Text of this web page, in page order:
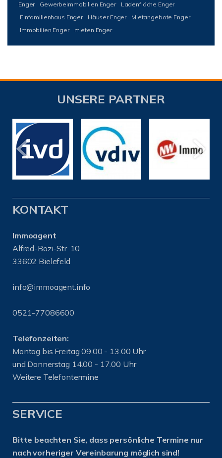
Enger
Gewerbeimmobilien Enger
Ladenfläche Enger
Einfamilienhaus Enger
Häuser Enger
Mietangebote Enger
Immobilien Enger
mieten Enger
UNSERE PARTNER
KONTAKT
Immoagent
Alfred-Bozi-Str. 10
33602 Bielefeld
info@immoagent.info
0521-77086600
Telefonzeiten:
Montag bis Freitag 09.00 - 13.00 Uhr
und Donnerstag 14.00 - 17.00 Uhr
Weitere Telefontermine
SERVICE
Bitte beachten Sie, dass persönliche Termine nur
nach vorheriger Vereinbarung möglich sind!